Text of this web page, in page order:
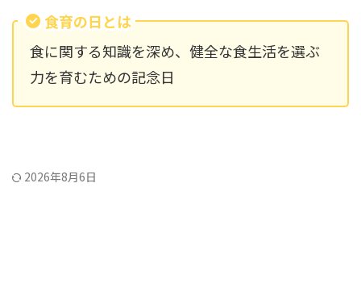
食育の日とは
食に関する知識を深め、健全な食生活を選ぶ
力を育むための記念日
2026年8月6日